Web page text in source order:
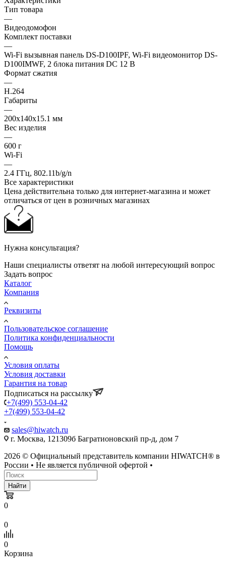
Тип товара
—
Видеодомофон
Комплект поставки
—
Wi-Fi вызывная панель DS-D100IPF, Wi-Fi видеомонитор DS-
D100IMWF, 2 блока питания DC 12 В
Формат сжатия
—
H.264
Габариты
—
200x140x15.1 мм
Вес изделия
—
600 г
Wi-Fi
—
2.4 ГГц, 802.11b/g/n
Все характеристики
Цена действительна только для интернет-магазина и может
отличаться от цен в розничных магазинах
Нужна консультация?
Наши специалисты ответят на любой интересующий вопрос
Задать вопрос
Каталог
Компания
Реквизиты
Пользовательское соглашение
Политика конфиденциальности
Помощь
Условия оплаты
Условия доставки
Гарантия на товар
Подписаться на рассылку
+7(499) 553-04-42
+7(499) 553-04-42
sales@hiwatch.ru
г. Москва, 121309б Багратионовский пр-д, дом 7
2026 © Официальный представитель компании HIWATCH® в
России • Не является публичной офертой •
Найти
0
0
0
Корзина